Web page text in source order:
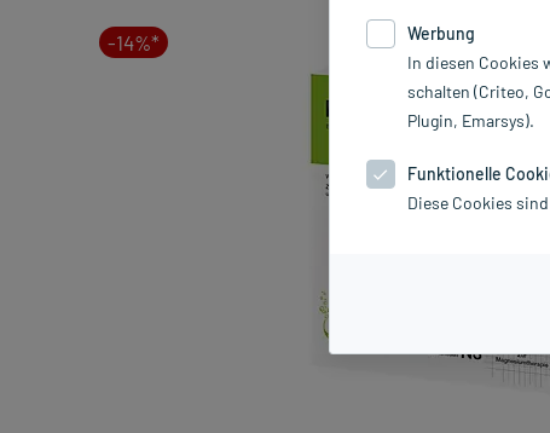
-14%*
Werbung
In diesen Cookies
schalten (Criteo,
Plugin, Emarsys).
Funktionelle
Diese Cookies